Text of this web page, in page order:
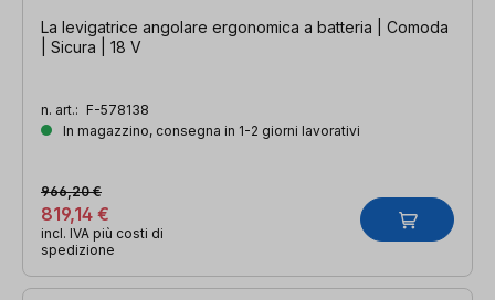
La levigatrice angolare ergonomica a batteria | Comoda
| Sicura | 18 V
n. art.: F-578138
In magazzino, consegna in 1-2 giorni lavorativi
819,14 €
966,20 €
incl. IVA più costi di
spedizione